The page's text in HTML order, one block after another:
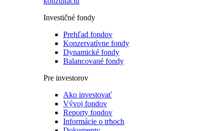
Investičné fondy
Prehľad fondov
Konzervatívne fondy
Dynamické fondy
Balancované fondy
Pre investorov
Ako investovať
Vývoj fondov
Reporty fondov
Informácie o trhoch